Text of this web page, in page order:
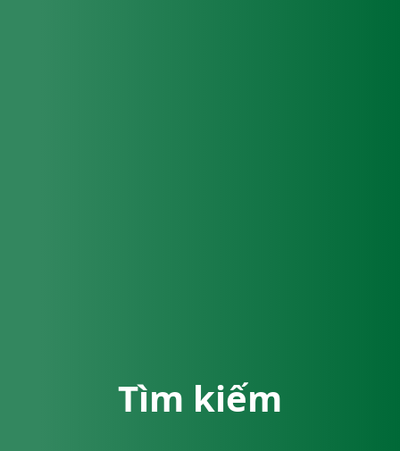
Tìm kiếm